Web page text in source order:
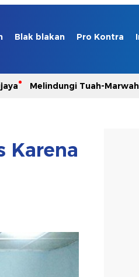
Blak blakan Pro Kontra
Melindungi Tuah-Marwah
Karena